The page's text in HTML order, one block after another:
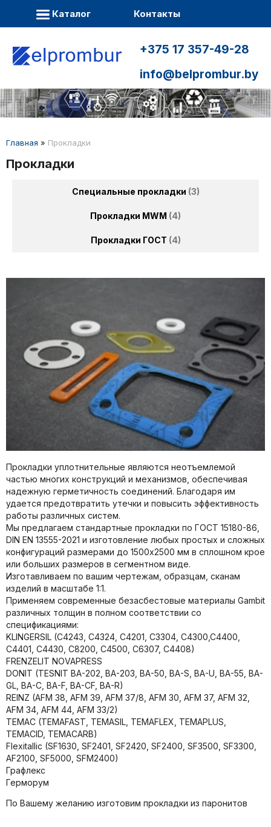
Каталог Контакты
+375 17 357-49-28
info@belprombur.by
Главная » Прокладки
Прокладки
Cпециальные прокладки 3
Прокладки MWM 4
Прокладки ГОСТ 4
Прокладки уплотнительные являются неотъемлемой
частью многих конструкций и механизмов, обеспечивая
надежную герметичность соединений. Благодаря им
удается предотвратить утечки и повысить эффективность
работы различных систем.
Мы предлагаем стандартные прокладки по ГОСТ 15180-86,
DIN EN 13555-2021 и изготовление любых простых и сложных
конфигураций размерами до 1500х2500 мм в сплошном крое
или больших размеров в сегментном виде.
Изготавливаем по вашим чертежам, образцам, сканам
изделий в масштабе 1:1.
Применяем современные безасбестовые материалы Gambit
различных толщин в полном соответствии со
спецификациями:
KLINGERSIL (C4243, C4324, C4201, C3304, C4300,C4400,
C4401, C4430, C8200, C4500, C6307, C4408)
FRENZELIT NOVAPRESS
DONIT (TESNIT BA-202, BA-203, BA-50, BA-S, BA-U, BA-55, BA-
GL, BA-C, BA-F, BA-CF, BA-R)
REINZ (AFM 38, AFM 39, AFM 37/8, AFM 30, AFM 37, AFM 32,
AFM 34, AFM 44, AFM 33/2)
TEMAC (TEMAFAST, TEMASIL, TEMAFLEX, TEMAPLUS,
TEMACID, TEMACARB)
Flexitallic (SF1630, SF2401, SF2420, SF2400, SF3500, SF3300,
AF2100, SF5000, SFM2400)
Графлекс
Герморум
По Вашему желанию изготовим прокладки из паронитов